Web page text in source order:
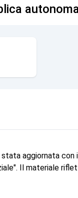
aggiornata
Il materiale